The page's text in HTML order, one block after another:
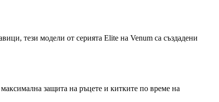
тези модели от серията Elite на Venum са създадени
защита на ръцете и китките по време на